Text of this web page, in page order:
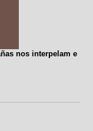
nos interpelam e